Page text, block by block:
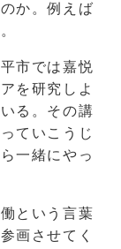
か。例えば
市では嘉悦
を研究しよ
る。その講
ていこうじ
一緒にやっ
という言葉
画させてく